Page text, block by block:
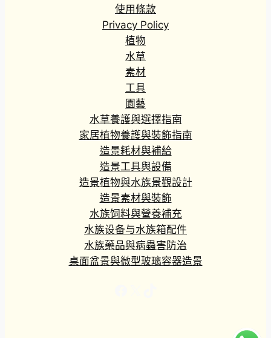
使用條款
Privacy Policy
植物
水草
素材
工具
園藝
水草養護與選擇指南
家居植物養護與裝飾指南
造景耗材與補給
造景工具與設備
造景植物與水族景觀設計
造景素材與裝飾
水族饲料與營養補充
水族设备与水族箱配件
水族藥品與病蟲害防治
桌面盆景與微型玻璃容器造景